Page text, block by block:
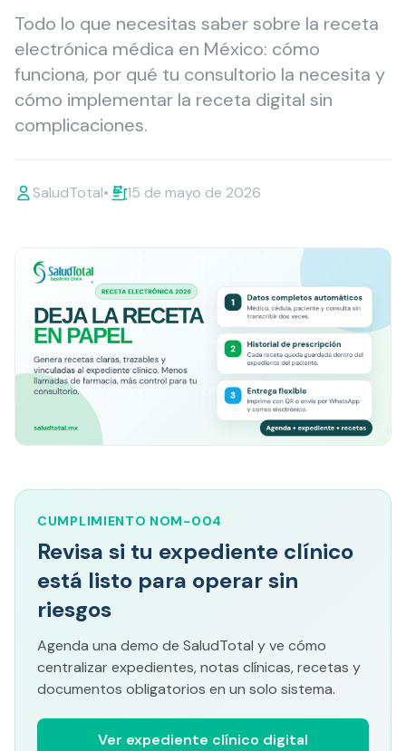
Todo lo que necesitas saber sobre la receta
electrónica médica en México: cómo
funciona, por qué tu consultorio la necesita y
cómo implementar la receta digital sin
complicaciones.
SaludTotal• 15 de mayo de 2026
CUMPLIMIENTO NOM-004
Revisa si tu expediente clínico
está listo para operar sin
riesgos
Agenda una demo de SaludTotal y ve cómo
centralizar expedientes, notas clínicas, recetas y
documentos obligatorios en un solo sistema.
Ver expediente clínico digital